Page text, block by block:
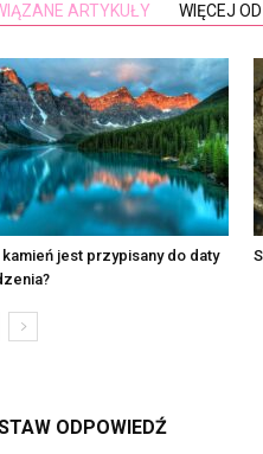
ARTYKUŁY WIĘCEJ
jest przypisany do daty
ODPOWIEDŹ